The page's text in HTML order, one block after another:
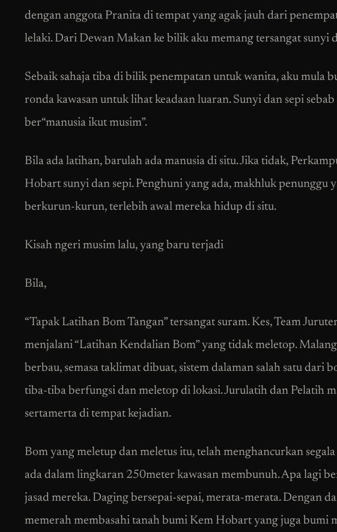
dengan anggota Pranita di tempat yang agak jauh dari
lelaki. Dari Dewan Makan ke bilik aku memang tersangat sunyi
Sebaik sahaja tiba di bilik penempatan untuk wanita, aku mula
ronda kawasan untuk lihat keadaan luaran. Sunyi dan sepi sebab
ber“manusia ikut musim”.
Bila ada latihan, barulah ada manusia di situ. Jika tidak,
Hobart sunyi dan sepi. Penghuni yang ada, makhluk penunggu
berkurun-kurun, terlebih awal mereka hidup di situ.
Kisah ngeri musim lalu, yang baru terjadi
Bila,
“Tapak Latihan Bom Tangan” tersangat suram. Kes, Team
menjalani “Latihan Kendalian Bom” yang tidak meletop.
berbau, semasa taklimat dibuat, sistem dalaman salah satu dari
tiba-tiba berfungsi dan meletop di lokasi. Jurulatih dan Pelatih
sertamerta di tempat kejadian.
Bom yang meletup dan meletus itu, telah menghancurkan
ada dalam lingkaran 250meter kawasan membunuh. Apa lagi
jasad mereka. Daging bersepai-sepai, merata-merata. Dengan
memerah membasahi tanah bumi Kem Hobart yang juga bumi